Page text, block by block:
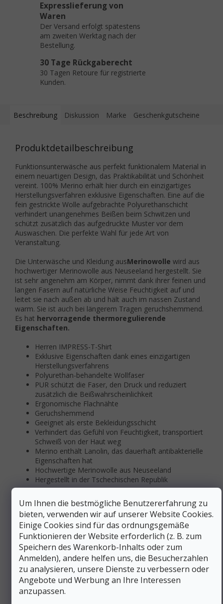
Um Ihnen die bestmögliche Benutzererfahrung zu
bieten, verwenden wir auf unserer Website Cookies.
Einige Cookies sind für das ordnungsgemäße
Funktionieren der Website erforderlich (z. B. zum
Speichern des Warenkorb-Inhalts oder zum
Anmelden), andere helfen uns, die Besucherzahlen
zu analysieren, unsere Dienste zu verbessern oder
Angebote und Werbung an Ihre Interessen
anzupassen.
Expresslieferung von
Waren
Der Versand erfolgt spätestens
am zweiten Werktag nach der
Bestellung.
30 Tage Rückgaberecht
30 Tagen Retoure für registrierte
Kunden.
Beschreibung Diskussion Marke Geschenkgutscheine
Produktdetailbeschreibung
Funktionsunterwäsche aus perfekt funktionalem Material in
einem neuartigen Design, das Praktikabilität und Schönheit
vereint. 100% Merino erhält hier durch ein einzigartiges
Herstellungsverfahren exklusive Eigenschaften. Eine auf die
fein gestrickte Wolle aufgebrachte Polyurethanschicht
verhindert unangenehmes Beißen beim Schwitzen und
schützt zusätzlich das aufgedruckte Muster vor dem
Auswaschen. Die perfekte Wahl für jede Art von
Veranstaltung.
Die Unterwäsche und Kleidung ausMerinowolle wird aus
hochwertiger Merinowolle aus Neuseeland hergestellt. Sie
ist sehr angenehm am Körper, nimmt dank ihrer feinen und
langen Fasern auf natürliche Weise Feuchtigkeit auf und
leitet sie nach außen ab und hält auch im nassen Zustand
warm. Sie ist auch bei längerem Tragen geruchshemmend.
Es hat hervorragende thermoregulierende
Eigenschaften.
Herren IMPRESS-T-Shirt
Exklusive Eigenschaften dank eines einzigartigen
Herstellungsverfahrens
Polyurethan-behandelte Wollfaser
PUR schützt die Faser, den Druck und reduziert
zusätzlich die Beißwahrscheinlichkeit
Ergonomische Flachnähte
Geruchshemmend
Geeignet als erste Bekleidungsschicht
Verhindert das Gefühl von Feuchtigkeit, transportiert
Schweiß von der Haut weg
Merino enthält Lanolin, das dauerhaft antibakterielle
Eigenschaften hat
Hochwertige Merinowolle aus Neuseeland
Hergestellt in der Tschechischen Republik
(160g/m2)
Zusätzliche Parameter
Kategorie
Funktionsunterwäsche Kurzarm
EAN:
Variante wählen
Geschlecht:
Männer
Material:
Wolle (Merino)
Farbe: